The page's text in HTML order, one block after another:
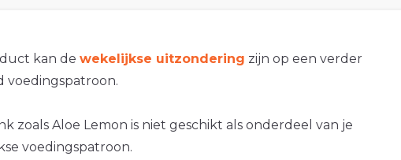
kan de wekelijkse uitzondering zijn op een verder
voedingspatroon.
zoals Aloe Lemon is niet geschikt als onderdeel van je
voedingspatroon.